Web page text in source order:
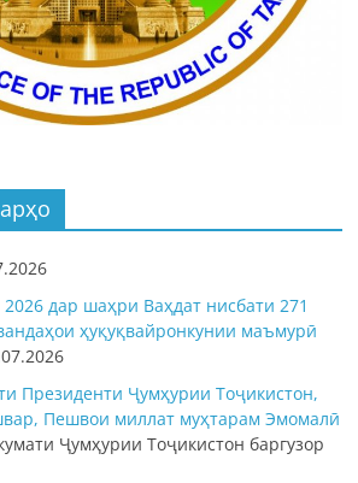
дар шаҳри Ваҳдат нисбати 271
ҳуқуқвайронкунии маъмурӣ
Президенти Ҷумҳурии Тоҷикистон,
Пешвои миллат муҳтарам Эмомалӣ
Ҷумҳурии Тоҷикистон баргузор